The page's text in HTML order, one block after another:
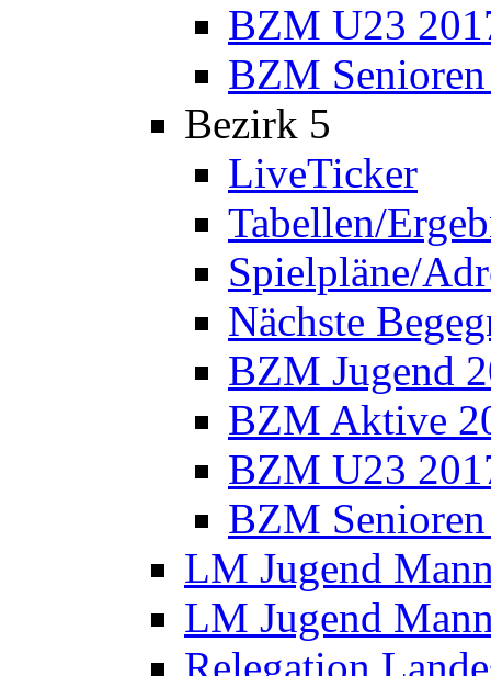
BZM U23
BZM
Bezirk 5
LiveTicker
Tabellen/
Spielpläne/
Nächste
BZM Jugend
BZM Aktive
BZM U23
BZM
LM Jugend
LM Jugend